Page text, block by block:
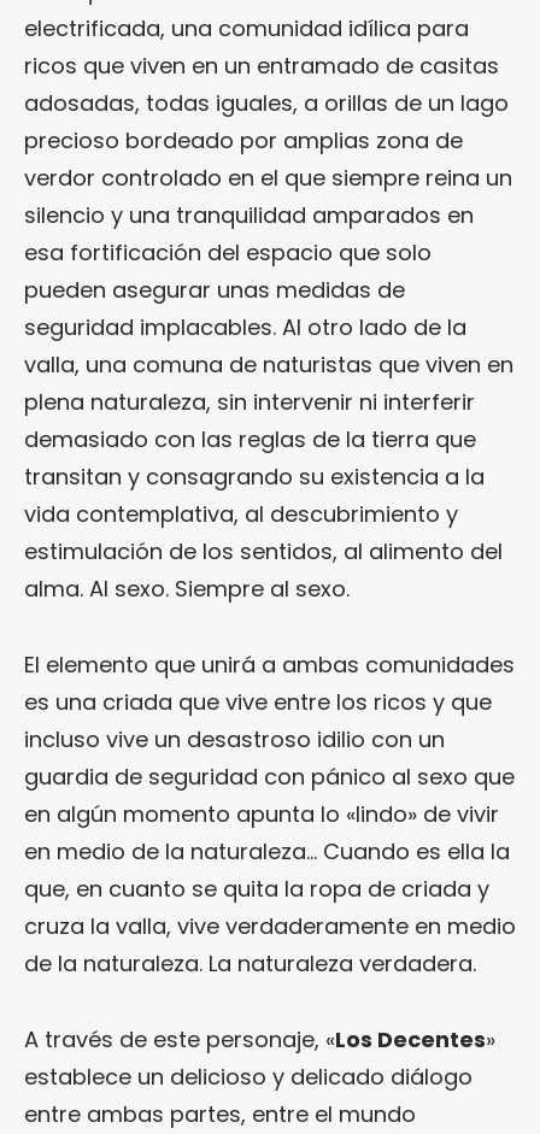
electrificada, una comunidad idílica para
ricos que viven en un entramado de casitas
adosadas, todas iguales, a orillas de un lago
precioso bordeado por amplias zona de
verdor controlado en el que siempre reina un
silencio y una tranquilidad amparados en
esa fortificación del espacio que solo
pueden asegurar unas medidas de
seguridad implacables. Al otro lado de la
valla, una comuna de naturistas que viven en
plena naturaleza, sin intervenir ni interferir
demasiado con las reglas de la tierra que
transitan y consagrando su existencia a la
vida contemplativa, al descubrimiento y
estimulación de los sentidos, al alimento del
alma. Al sexo. Siempre al sexo.
El elemento que unirá a ambas comunidades
es una criada que vive entre los ricos y que
incluso vive un desastroso idilio con un
guardia de seguridad con pánico al sexo que
en algún momento apunta lo «lindo» de vivir
en medio de la naturaleza… Cuando es ella la
que, en cuanto se quita la ropa de criada y
cruza la valla, vive verdaderamente en medio
de la naturaleza. La naturaleza verdadera.
A través de este personaje, «Los Decentes»
establece un delicioso y delicado diálogo
entre ambas partes, entre el mundo